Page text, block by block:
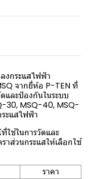
งกระแสไฟฟ้า
จากยี่ห้อ P-TEN ที่
และป้องกันในระบบ
30, MSQ-40, MSQ-
ะแสไฟฟ้า
ใช้ในการวัดและ
าส่วนกระแสให้เลือกใช้
ราคา